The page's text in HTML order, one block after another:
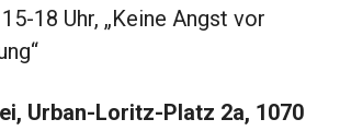
18 Uhr, „Keine Angst vor
Urban-Loritz-Platz 2a, 1070